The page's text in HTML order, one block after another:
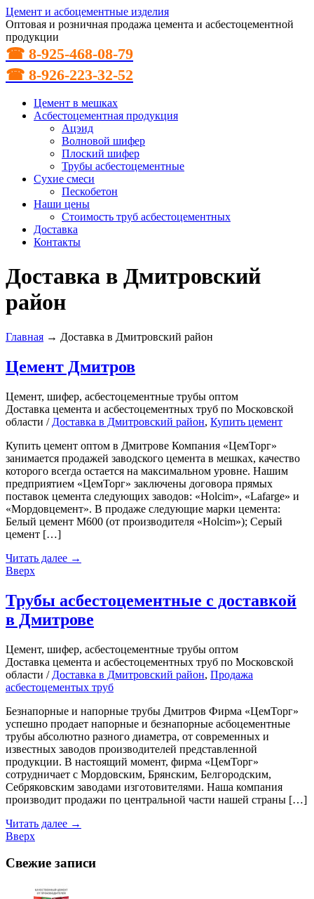
Цемент и асбоцементные изделия
Оптовая и розничная продажа цемента и асбестоцементной
продукции
☎ 8-925-468-08-79
☎ 8-926-223-32-52
Цемент в мешках
Асбестоцементная продукция
Ацэид
Волновой шифер
Плоский шифер
Трубы асбестоцементные
Сухие смеси
Пескобетон
Наши цены
Стоимость труб асбестоцементных
Доставка
Контакты
Доставка в Дмитровский
район
Главная → Доставка в Дмитровский район
Цемент Дмитров
Цемент, шифер, асбестоцементные трубы оптом
Доставка цемента и асбестоцементных труб по Московской
области / Доставка в Дмитровский район, Купить цемент
Купить цемент оптом в Дмитрове Компания «ЦемТорг»
занимается продажей заводского цемента в мешках, качество
которого всегда остается на максимальном уровне. Нашим
предприятием «ЦемТорг» заключены договора прямых
поставок цемента следующих заводов: «Holcim», «Lafarge» и
«Мордовцемент». В продаже следующие марки цемента:
Белый цемент М600 (от производителя «Holcim»); Серый
цемент […]
Читать далее →
Вверх
Трубы асбестоцементные с доставкой
в Дмитрове
Цемент, шифер, асбестоцементные трубы оптом
Доставка цемента и асбестоцементных труб по Московской
области / Доставка в Дмитровский район, Продажа
асбестоцементых труб
Безнапорные и напорные трубы Дмитров Фирма «ЦемТорг»
успешно продает напорные и безнапорные асбоцементные
трубы абсолютно разного диаметра, от современных и
известных заводов производителей представленной
продукции. В настоящий момент, фирма «ЦемТорг»
сотрудничает с Мордовским, Брянским, Белгородским,
Себряковским заводами изготовителями. Наша компания
производит продажи по центральной части нашей страны […]
Читать далее →
Вверх
Свежие записи